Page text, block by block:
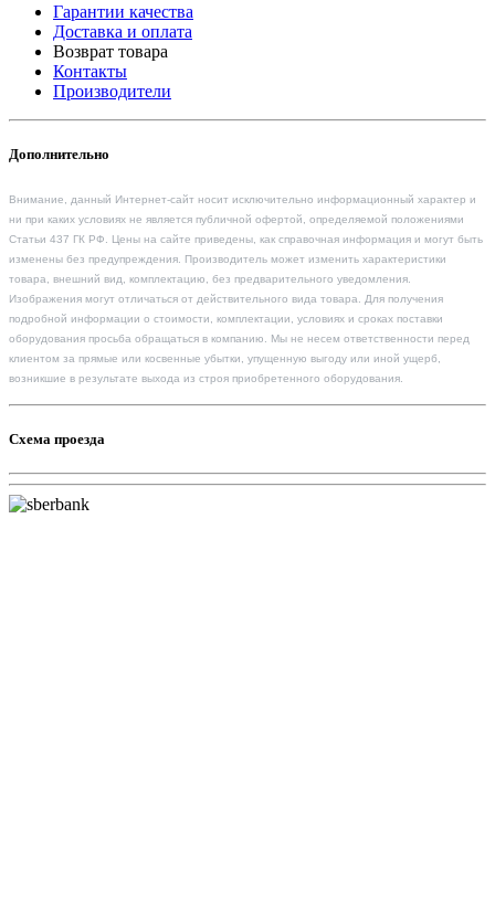
Гарантии качества
Доставка и оплата
Возврат товара
Контакты
Производители
Дополнительно
Внимание, данный Интернет-сайт носит исключительно информационный характер и
ни при каких условиях не является публичной офертой, определяемой положениями
Статьи 437 ГК РФ. Цены на сайте приведены, как справочная информация и могут быть
изменены без предупреждения. Производитель может изменить характеристики
товара, внешний вид, комплектацию, без предварительного уведомления.
Изображения могут отличаться от действительного вида товара. Для получения
подробной информации о стоимости, комплектации, условиях и сроках поставки
оборудования просьба обращаться в компанию. Мы не несем ответственности перед
клиентом за прямые или косвенные убытки, упущенную выгоду или иной ущерб,
возникшие в результате выхода из строя приобретенного оборудования.
Схема проезда